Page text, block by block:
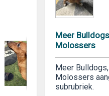
Meer
Molossers
Meer
Molossers
subrubriek.